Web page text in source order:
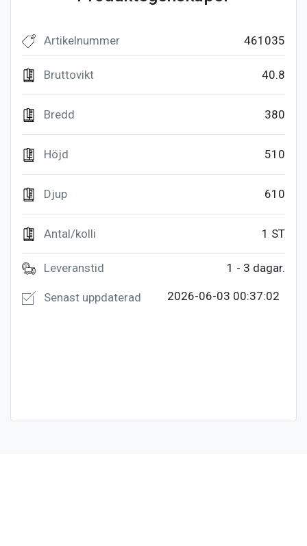
461035
Artikelnummer
40.8
Bruttovikt
380
Bredd
510
Höjd
610
Djup
1 ST
Antal/kolli
1 - 3 dagar.
Leveranstid
2026-06-03 00:37:02
Senast uppdaterad